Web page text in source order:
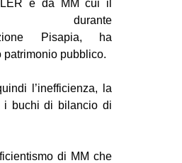
e da MM cui il
durante
Pisapia, ha
patrimonio pubblico.
l’inefficienza, la
i buchi di bilancio di
di MM che